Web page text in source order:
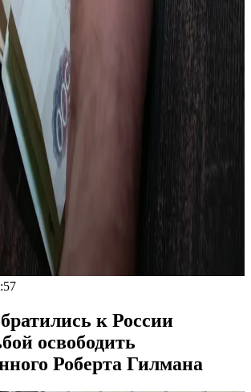
к России
освободить
Роберта Гилмана